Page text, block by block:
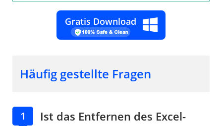
Gratis Download
Häufig gestellte Fragen
1
Ist das Entfernen des Excel-